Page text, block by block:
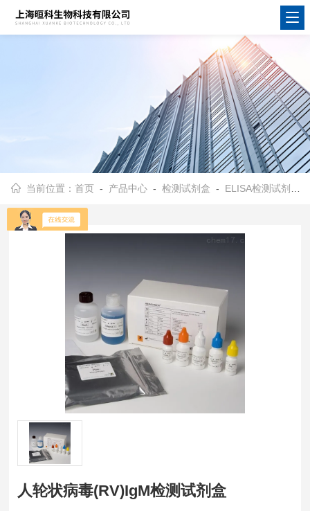
当前位置：首页 - 产品中心 -检测试剂盒 - ELISA检测试剂盒
人轮状病毒(RV)IgM检测试剂盒